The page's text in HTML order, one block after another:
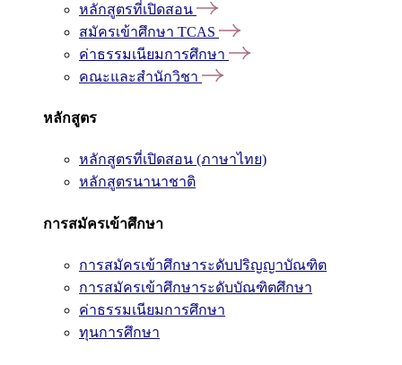
หลักสูตรที่เปิดสอน
สมัครเข้าศึกษา TCAS
ค่าธรรมเนียมการศึกษา
คณะและสำนักวิชา
หลักสูตร
หลักสูตรที่เปิดสอน (ภาษาไทย)
หลักสูตรนานาชาติ
การสมัครเข้าศึกษา
การสมัครเข้าศึกษาระดับปริญญาบัณฑิต
การสมัครเข้าศึกษาระดับบัณฑิตศึกษา
ค่าธรรมเนียมการศึกษา
ทุนการศึกษา